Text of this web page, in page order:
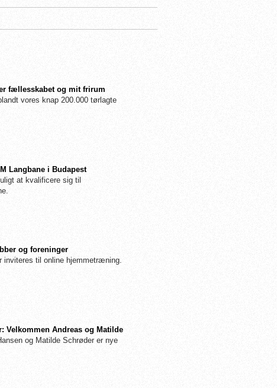
fællesskabet og mit frirum
vores knap 200.000 tørlagte
Langbane i Budapest
at kvalificere sig til
og foreninger
inviteres til online hjemmetræning.
Velkommen Andreas og Matilde
og Matilde Schrøder er nye